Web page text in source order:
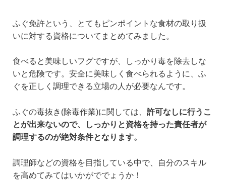
ふぐ免許という、とてもピンポイントな食材の取り扱
いに対する資格についてまとめてみました。
食べると美味しいフグですが、しっかり毒を除去しな
いと危険です。安全に美味しく食べられるように、ふ
ぐを正しく調理できる立場の人が必要なんです。
ふぐの毒抜き(除毒作業)に関しては、 許可なしに行うこ
とが出来ないので、しっかりと資格を持った責任者が
調理するのが絶対条件となります。
調理師などの資格を目指している中で、自分のスキル
を高めてみてはいかがででょうか！